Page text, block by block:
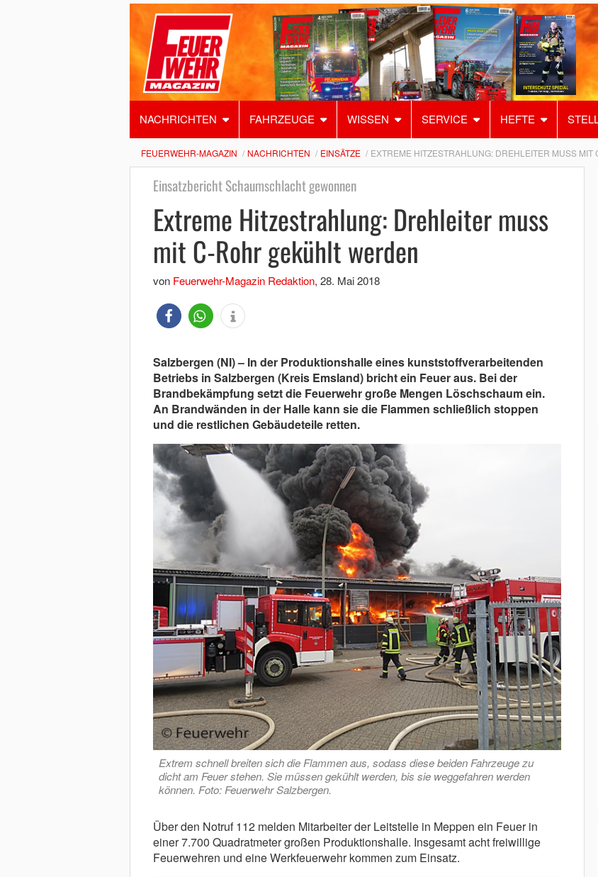
NACHRICHTEN FAHRZEUGE WISSEN SERVICE HEFTE
FEUERWEHR-MAGAZIN NACHRICHTEN EINSÄTZE EXTREME HITZESTRAHLUNG: DREHLEITER MUSS MIT
Einsatzbericht Schaumschlacht gewonnen
Extreme Hitzestrahlung: Drehleiter muss
mit C-Rohr gekühlt werden
von Feuerwehr-Magazin Redaktion, 28. Mai 2018
Salzbergen (NI) – In der Produktionshalle eines kunststoffverarbeitenden
Betriebs in Salzbergen (Kreis Emsland) bricht ein Feuer aus. Bei der
Brandbekämpfung setzt die Feuerwehr große Mengen Löschschaum ein.
An Brandwänden in der Halle kann sie die Flammen schließlich stoppen
und die restlichen Gebäudeteile retten.
Extrem schnell breiten sich die Flammen aus, sodass diese beiden Fahrzeuge zu
dicht am Feuer stehen. Sie müssen gekühlt werden, bis sie weggefahren werden
können. Foto: Feuerwehr Salzbergen.
Über den Notruf 112 melden Mitarbeiter der Leitstelle in Meppen ein Feuer in
einer 7.700 Quadratmeter großen Produktionshalle. Insgesamt acht freiwillige
Feuerwehren und eine Werkfeuerwehr kommen zum Einsatz.